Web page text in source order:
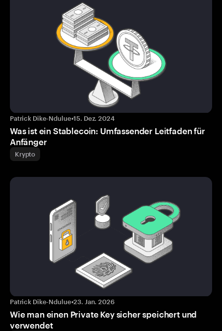
Patrick Dike-Ndulue•15. Dez. 2024
Was ist ein Stablecoin: Umfassender Leitfaden für
Anfänger
Krypto
Patrick Dike-Ndulue•23. Jan. 2026
Wie man einen Private Key sicher speichert und
verwendet